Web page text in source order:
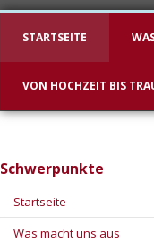
STARTSEITE
VON HOCHZEIT BIS
Schwerpunkte
Startseite
Was macht uns aus